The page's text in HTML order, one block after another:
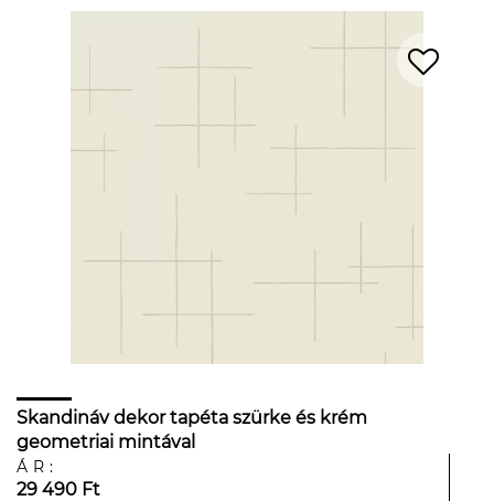
Skandináv dekor tapéta szürke és krém
geometriai mintával
ÁR:
29 490 Ft